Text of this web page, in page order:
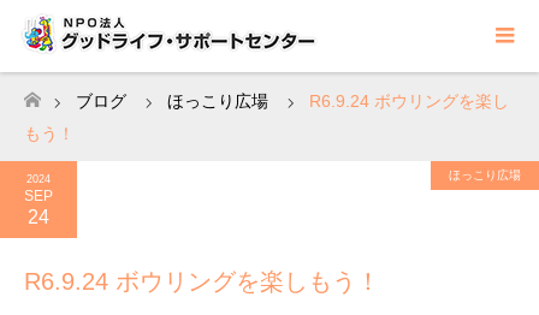
ホーム
ブログ ほっこり広場
R6.9.24 ボウリングを楽し
もう！
2024
SEP
24
ほっこり広場
R6.9.24 ボウリングを楽しもう！